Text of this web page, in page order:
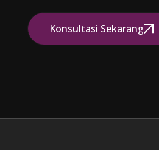
Konsultasi Sekarang